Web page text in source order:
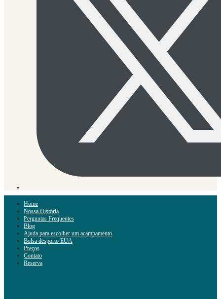
Home
Nossa História
Perguntas Frequentes
Blog
Ajuda para escolher um acampamento
Bolsa desporto EUA
Preços
Contato
Reserva